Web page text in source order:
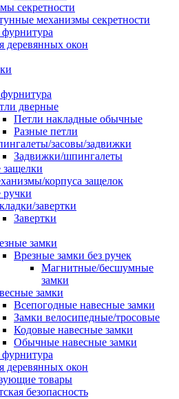
секретности
механизмы секретности
деревянных окон
дверные
Петли накладные обычные
Разные петли
засовы/задвижки
Задвижки/шпингалеты
корпуса защелок
завертки
Завертки
замки
Врезные замки без ручек
Магнитные/бесшумные
замки
замки
Всепогодные навесные замки
Замки велосипедные/тросовые
Кодовые навесные замки
Обычные навесные замки
деревянных окон
товары
безопасность